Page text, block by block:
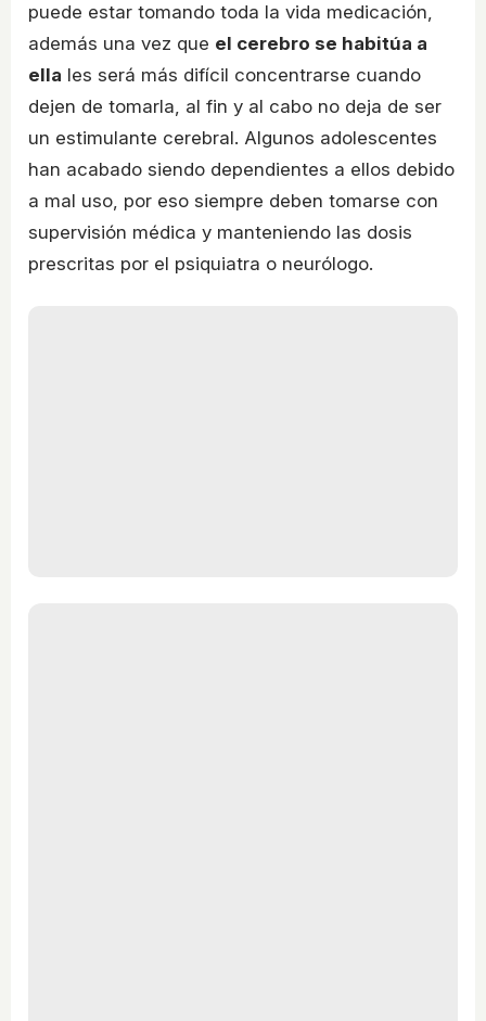
puede estar tomando toda la vida medicación,
además una vez que el cerebro se habitúa a
ella les será más difícil concentrarse cuando
dejen de tomarla, al fin y al cabo no deja de ser
un estimulante cerebral. Algunos adolescentes
han acabado siendo dependientes a ellos debido
a mal uso, por eso siempre deben tomarse con
supervisión médica y manteniendo las dosis
prescritas por el psiquiatra o neurólogo.